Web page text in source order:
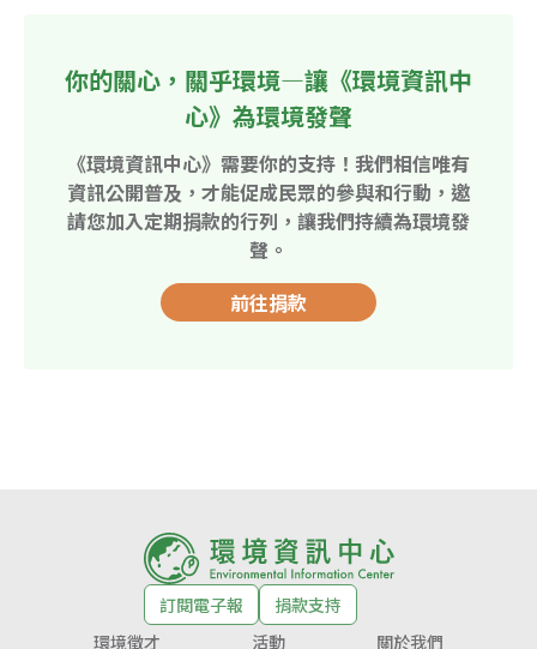
你的關心，關乎環境—讓《環境資訊中
心》為環境發聲
《環境資訊中心》需要你的支持！我們相信唯有
資訊公開普及，才能促成民眾的參與和行動，邀
請您加入定期捐款的行列，讓我們持續為環境發
聲。
前往捐款
訂閱電子報
捐款支持
環境徵才
活動 關於我們